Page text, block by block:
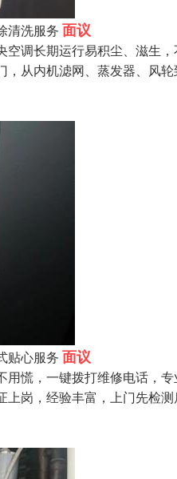
清洗服务 面议
调长期运行易积尘、滋生
从内机滤网、蒸发器、风
贴心服务 面议
慌，一键拨打维修电话，
岗，经验丰富，上门先检